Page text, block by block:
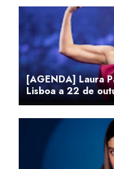
[AGENDA] Laura
Lisboa a 22 de